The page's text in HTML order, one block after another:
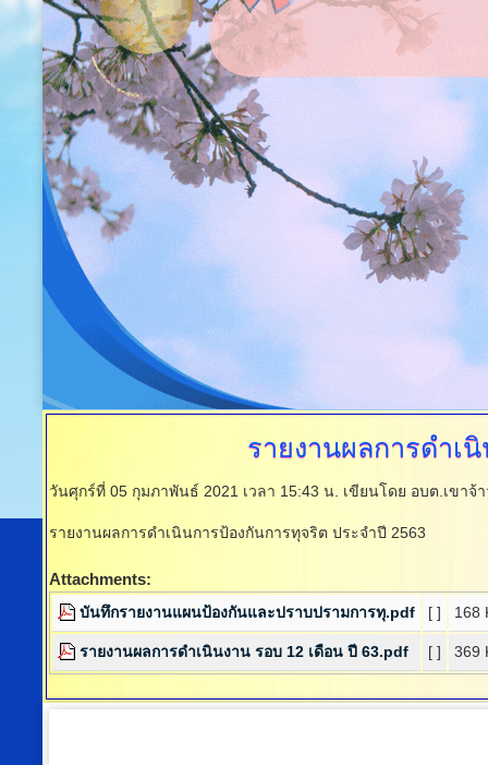
รายงานผลการดำเ
วันศุกร์ที่ 05 กุมภาพันธ์ 2021 เวลา 15:43 น. เขียนโดย อบต.เขาจ้
รายงานผลการดำเนินการป้องกันการทุจริต ประจำปี 2563
Attachments:
บันทึกรายงานแผนป้องกันและปราบปรามการทุ.pdf [ ] 168
รายงานผลการดำเนินงาน รอบ 12 เดือน ปี 63.pdf [ ] 369